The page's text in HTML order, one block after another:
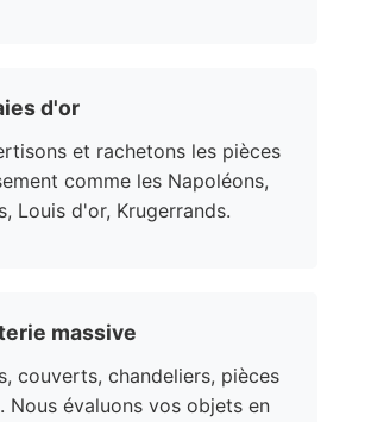
d'or
et rachetons les pièces
comme les Napoléons,
Louis d'or, Krugerrands.
massive
couverts, chandeliers, pièces
Nous évaluons vos objets en